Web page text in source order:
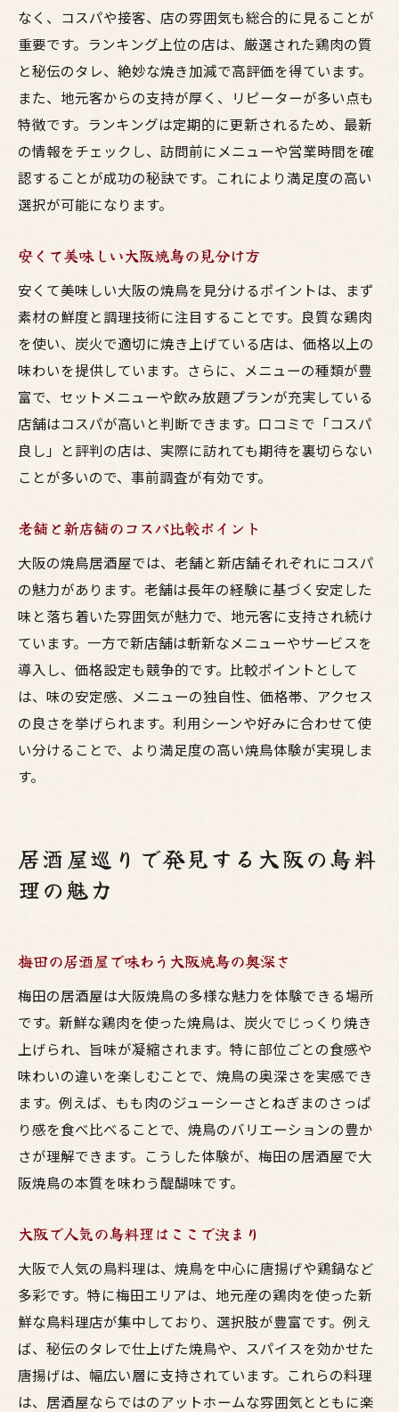
なく、コスパや接客、店の雰囲気も総合的に見ることが
重要です。ランキング上位の店は、厳選された鶏肉の質
と秘伝のタレ、絶妙な焼き加減で高評価を得ています。
また、地元客からの支持が厚く、リピーターが多い点も
特徴です。ランキングは定期的に更新されるため、最新
の情報をチェックし、訪問前にメニューや営業時間を確
認することが成功の秘訣です。これにより満足度の高い
選択が可能になります。
安くて美味しい大阪焼鳥の見分け方
安くて美味しい大阪の焼鳥を見分けるポイントは、まず
素材の鮮度と調理技術に注目することです。良質な鶏肉
を使い、炭火で適切に焼き上げている店は、価格以上の
味わいを提供しています。さらに、メニューの種類が豊
富で、セットメニューや飲み放題プランが充実している
店舗はコスパが高いと判断できます。口コミで「コスパ
良し」と評判の店は、実際に訪れても期待を裏切らない
ことが多いので、事前調査が有効です。
老舗と新店舗のコスパ比較ポイント
大阪の焼鳥居酒屋では、老舗と新店舗それぞれにコスパ
の魅力があります。老舗は長年の経験に基づく安定した
味と落ち着いた雰囲気が魅力で、地元客に支持され続け
ています。一方で新店舗は斬新なメニューやサービスを
導入し、価格設定も競争的です。比較ポイントとして
は、味の安定感、メニューの独自性、価格帯、アクセス
の良さを挙げられます。利用シーンや好みに合わせて使
い分けることで、より満足度の高い焼鳥体験が実現しま
す。
居酒屋巡りで発見する大阪の鳥料
理の魅力
梅田の居酒屋で味わう大阪焼鳥の奥深さ
梅田の居酒屋は大阪焼鳥の多様な魅力を体験できる場所
です。新鮮な鶏肉を使った焼鳥は、炭火でじっくり焼き
上げられ、旨味が凝縮されます。特に部位ごとの食感や
味わいの違いを楽しむことで、焼鳥の奥深さを実感でき
ます。例えば、もも肉のジューシーさとねぎまのさっぱ
り感を食べ比べることで、焼鳥のバリエーションの豊か
さが理解できます。こうした体験が、梅田の居酒屋で大
阪焼鳥の本質を味わう醍醐味です。
大阪で人気の鳥料理はここで決まり
大阪で人気の鳥料理は、焼鳥を中心に唐揚げや鶏鍋など
多彩です。特に梅田エリアは、地元産の鶏肉を使った新
鮮な鳥料理店が集中しており、選択肢が豊富です。例え
ば、秘伝のタレで仕上げた焼鳥や、スパイスを効かせた
唐揚げは、幅広い層に支持されています。これらの料理
は、居酒屋ならではのアットホームな雰囲気とともに楽